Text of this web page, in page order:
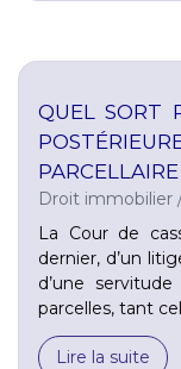
QUEL SORT
PARCELLAIRE
Droit immobilier
La Cour de
dernier, d’un
d’une
parcelles, tant
Lire la suite